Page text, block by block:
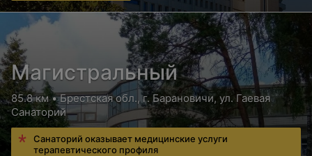
Магистральный
85.8 км • Брестская обл., г. Барановичи, ул. Гаевая
Санаторий
Санаторий оказывает медицинские услуги
терапевтического профиля